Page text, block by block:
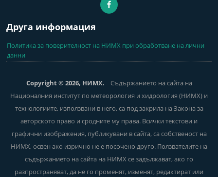
Друга информация
Политика за поверителност на НИМХ при обработване на лични
данни
Copyright © 2026, НИМХ. Съдържанието на сайта на
Националния институт по метеорология и хидрология (НИМХ) и
технологиите, използвани в него, са под закрила на Закона за
авторското право и сродните му права. Всички текстови и
графични изображения, публикувани в сайта, са собственост на
НИМХ, освен ако изрично не е посочено друго. Ползвателите на
съдържанието на сайта на НИМХ се задължават, ако го
разпространяват, да не го променят, изменят, редактират или